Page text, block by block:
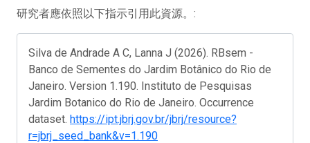
研究者應依照以下指示引用此資源。:
Silva de Andrade A C, Lanna J (2026). RBsem -
Banco de Sementes do Jardim Botânico do Rio de
Janeiro. Version 1.190. Instituto de Pesquisas
Jardim Botanico do Rio de Janeiro. Occurrence
dataset. https://ipt.jbrj.gov.br/jbrj/resource?
r=jbrj_seed_bank&v=1.190